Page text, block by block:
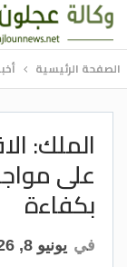
الصفحة الرئيسية
الملك:
على
بكفاءة
في يونيو 8, 2026